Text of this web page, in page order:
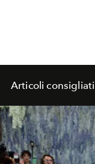
Articoli consigliati